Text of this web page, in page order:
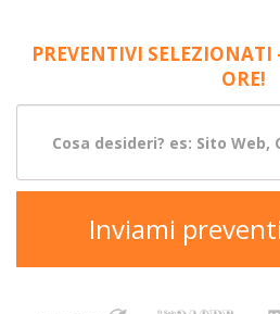
PREVENTIVI SELEZIONATI
ORE!
Inviami